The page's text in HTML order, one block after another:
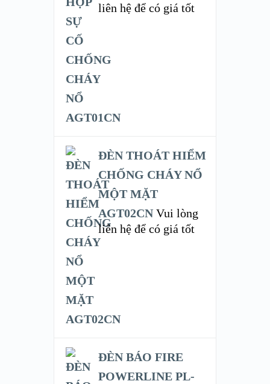
liên hệ để có giá tốt
ĐÈN THOÁT HIỂM
CHỐNG CHÁY NỔ
MỘT MẶT
AGT02CN Vui lòng
liên hệ để có giá tốt
ĐÈN BÁO FIRE
POWERLINE PL-